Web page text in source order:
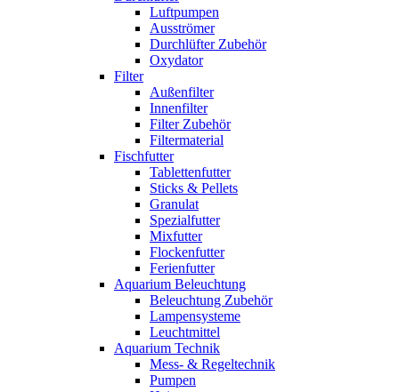
Luftpumpen
Ausströmer
Durchlüfter Zubehör
Oxydator
Filter
Außenfilter
Innenfilter
Filter Zubehör
Filtermaterial
Fischfutter
Tablettenfutter
Sticks & Pellets
Granulat
Spezialfutter
Mixfutter
Flockenfutter
Ferienfutter
Aquarium Beleuchtung
Beleuchtung Zubehör
Lampensysteme
Leuchtmittel
Aquarium Technik
Mess- & Regeltechnik
Pumpen